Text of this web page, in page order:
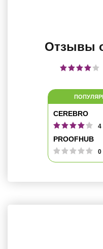
Отзывы
CEREBRO
4
PROOFHUB
0